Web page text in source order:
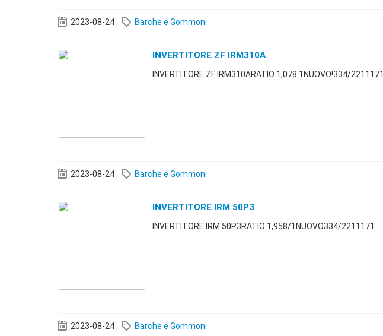
2023-08-24 Barche e Gommoni
INVERTITORE ZF IRM310A
INVERTITORE ZF IRM310ARATIO 1,078:1NUOVO!334/2211171
2023-08-24 Barche e Gommoni
INVERTITORE IRM 50P3
INVERTITORE IRM 50P3RATIO 1,958/1NUOVO334/2211171
2023-08-24 Barche e Gommoni